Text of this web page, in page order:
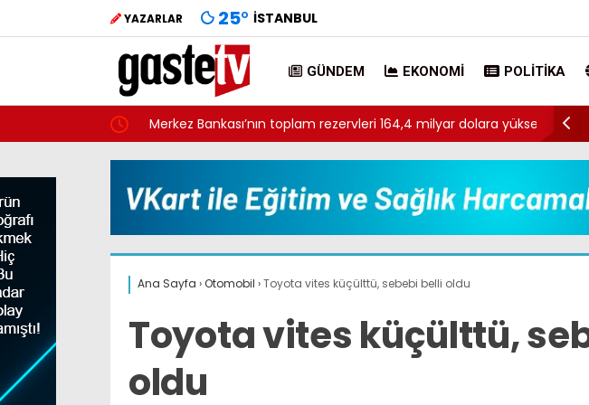
YAZARLAR 25° İSTANBUL
GÜNDEM EKONOMI POLITIKA
Merkez Bankası’nın toplam rezervleri 164,4 milyar dolara yükseldi
Ana Sayfa ›Otomobil ›Toyota vites küçülttü, sebebi belli oldu
Toyota vites küçülttü,
oldu